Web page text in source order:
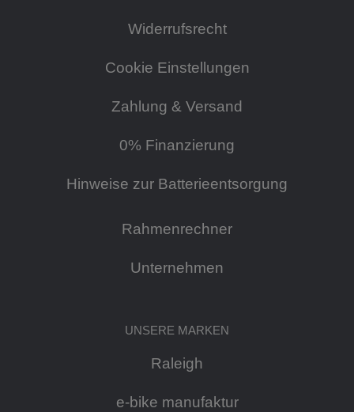
Widerrufsrecht
Cookie Einstellungen
Zahlung & Versand
0% Finanzierung
Hinweise zur Batterieentsorgung
Rahmenrechner
Unternehmen
UNSERE MARKEN
Raleigh
e-bike manufaktur